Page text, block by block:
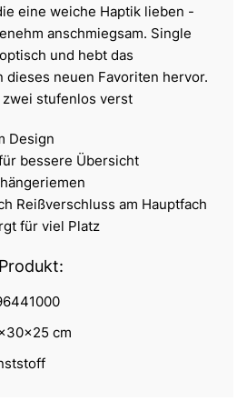
eine weiche Haptik lieben -
anschmiegsam. Single
und hebt das
dieses neuen Favoriten hervor.
stufenlos verst
Design
bessere Übersicht
Reißverschluss am Hauptfach
für viel Platz
cm